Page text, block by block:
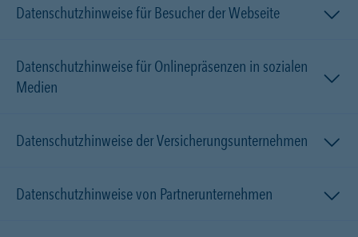
Datenschutzhinweise für Besucher der Webseite
Datenschutzhinweise für Onlinepräsenzen in sozialen
Medien
Datenschutzhinweise der Versicherungsunternehmen
Datenschutzhinweise von Partnerunternehmen